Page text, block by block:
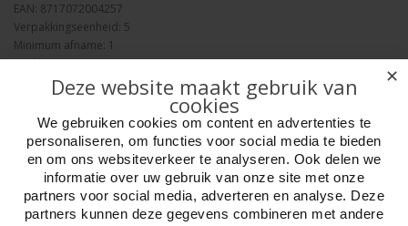
EAN: 8717072004257
Verpakkingseenheid: 5
Minimum afname: 1
Merk:HOT Games
Week ?
Aantal
✕
Deze website maakt gebruik van
cookies
We gebruiken cookies om content en advertenties te
personaliseren, om functies voor social media te bieden
en om ons websiteverkeer te analyseren. Ook delen we
informatie over uw gebruik van onze site met onze
partners voor social media, adverteren en analyse. Deze
partners kunnen deze gegevens combineren met andere